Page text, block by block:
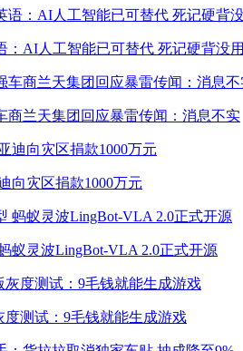
AI人工智能已可替代 死记硬背没用
商兰天集团回应暴雷传闻：消息不实
向灾区捐款1000万元
蚁灵波LingBot-VLA 2.0正式开源
度测试：9毛钱就能生成游戏